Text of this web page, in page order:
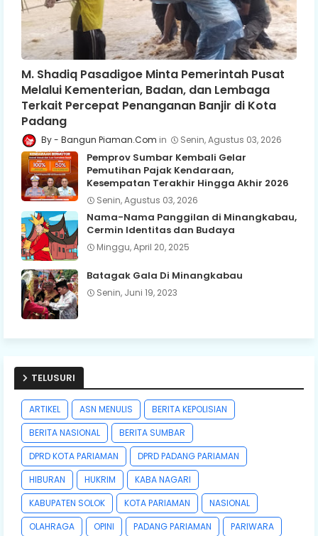
M. Shadiq Pasadigoe Minta Pemerintah Pusat
Melalui Kementerian, Badan, dan Lembaga
Terkait Percepat Penanganan Banjir di Kota
Padang
Bangun Piaman.Com Senin, Agustus 03, 2026
Pemprov Sumbar Kembali Gelar
Pemutihan Pajak Kendaraan,
Kesempatan Terakhir Hingga Akhir 2026
Senin, Agustus 03, 2026
Nama-Nama Panggilan di Minangkabau,
Cermin Identitas dan Budaya
Minggu, April 20, 2025
Batagak Gala Di Minangkabau
Senin, Juni 19, 2023
TELUSURI
ARTIKEL ASN MENULIS
BERITA KEPOLISIAN
BERITA NASIONAL
BERITA SUMBAR
DPRD KOTA PARIAMAN
DPRD PADANG PARIAMAN
HIBURAN
HUKRIM
KABA NAGARI
KABUPATEN SOLOK
KOTA PARIAMAN
NASIONAL
OLAHRAGA
OPINI PADANG PARIAMAN PARIWARA